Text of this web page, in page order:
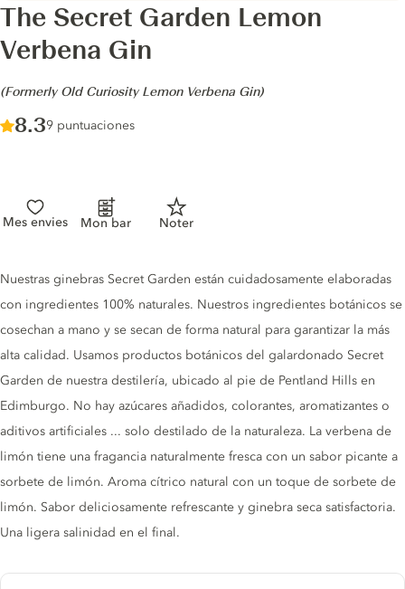
The Secret Garden Lemon
Verbena Gin
-
(Formerly Old Curiosity Lemon Verbena Gin)
Score :
8.3/ 10
9 puntuaciones
Mes envies Mon bar Noter
Gin description
Nuestras ginebras Secret Garden están cuidadosamente elaboradas
con ingredientes 100% naturales. Nuestros ingredientes botánicos se
cosechan a mano y se secan de forma natural para garantizar la más
alta calidad. Usamos productos botánicos del galardonado Secret
Garden de nuestra destilería, ubicado al pie de Pentland Hills en
Edimburgo. No hay azúcares añadidos, colorantes, aromatizantes o
aditivos artificiales ... solo destilado de la naturaleza. La verbena de
limón tiene una fragancia naturalmente fresca con un sabor picante a
sorbete de limón. Aroma cítrico natural con un toque de sorbete de
limón. Sabor deliciosamente refrescante y ginebra seca satisfactoria.
Una ligera salinidad en el final.